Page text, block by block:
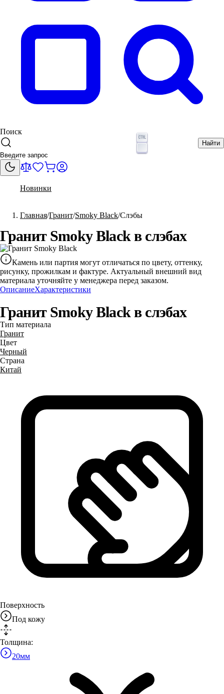
Поиск
Найти
Новинки
Главная Гранит Smoky Black Слэбы
Гранит Smoky Black в слэбах
Камень или партия могут отличаться по цвету, оттенку,
рисунку, прожилкам и фактуре. Актуальный внешний вид
материала уточняйте у менеджера перед заказом.
ОписаниеХарактеристики
Гранит Smoky Black в слэбах
Тип материала
Гранит
Цвет
Черный
Страна
Китай
Поверхность
Под кожу
Толщина:
20мм